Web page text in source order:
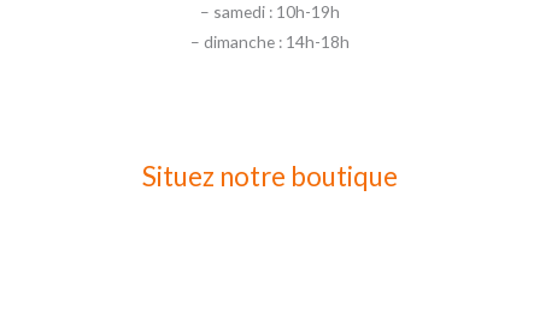
– samedi : 10h-19h
– dimanche : 14h-18h
Situez notre boutique